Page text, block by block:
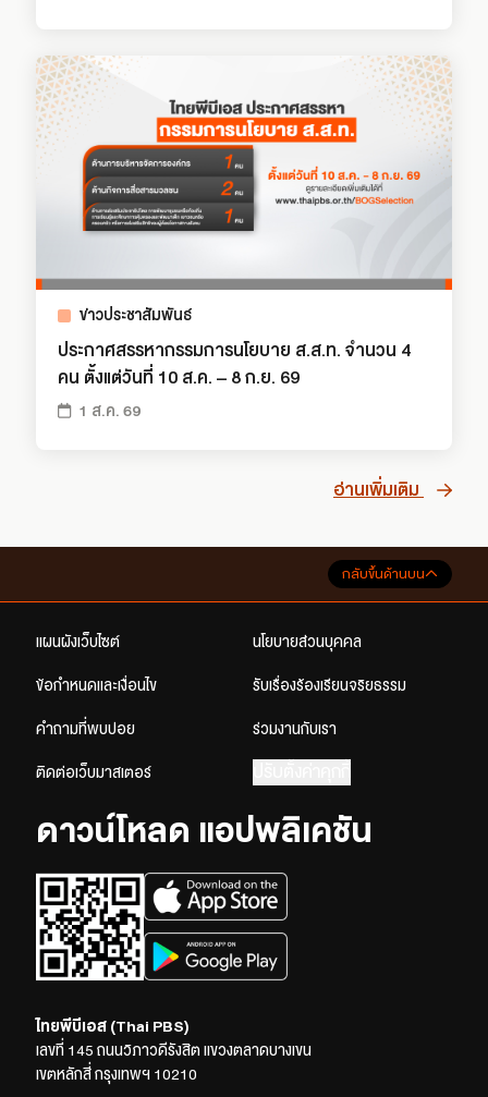
ข่าวประชาสัมพันธ์
ประกาศสรรหากรรมการนโยบาย ส.ส.ท. จำนวน 4
คน ตั้งแต่วันที่ 10 ส.ค. – 8 ก.ย. 69
1 ส.ค. 69
อ่านเพิ่มเติม
กลับขึ้นด้านบน
แผนผังเว็บไซต์ นโยบายส่วนบุคคล
ข้อกำหนดและเงื่อนไข รับเรื่องร้องเรียนจริยธรรม
คำถามที่พบบ่อย ร่วมงานกับเรา
ติดต่อเว็บมาสเตอร์
ดาวน์โหลด แอปพลิเคชัน
ไทยพีบีเอส (Thai PBS)
เลขที่ 145 ถนนวิภาวดีรังสิต แขวงตลาดบางเขน
เขตหลักสี่ กรุงเทพฯ 10210